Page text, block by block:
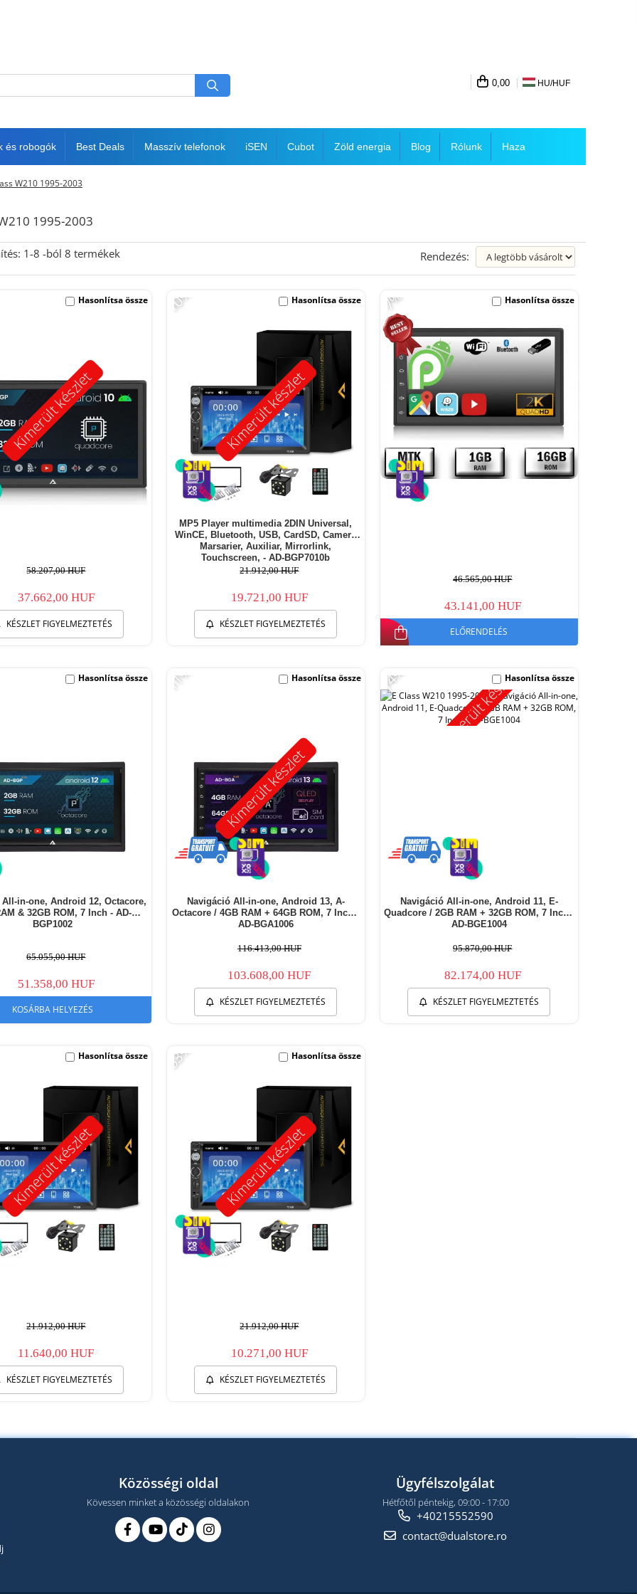
0,00 HU/HUF
és robogók Best Deals Masszív telefonok iSEN Cubot Zöld energia Blog Rólunk Haza
W210 1995-2003
1995-2003
1-8 -ból 8 termékek Rendezés:
Kimerült készlet
58.207,00 HUF
37.662,00 HUF
KÉSZLET FIGYELMEZTETÉS
Hasonlítsa össze
Kimerült készlet
-10%
MP5 Player multimedia 2DIN Universal,
WinCE, Bluetooth, USB, CardSD, Camera
Marsarier, Auxiliar, Mirrorlink,
Touchscreen, - AD-BGP7010b
21.912,00 HUF
19.721,00 HUF
KÉSZLET FIGYELMEZTETÉS
Hasonlítsa össze -7%
46.565,00 HUF
43.141,00 HUF
ELŐRENDELÉS
Hasonlítsa össze
All-in-one, Android 12, Octacore,
& 32GB ROM, 7 Inch - AD-
BGP1002
65.055,00 HUF
51.358,00 HUF
KOSÁRBA HELYEZÉS
Hasonlítsa össze
Kimerült készlet
-11%
Navigáció All-in-one, Android 13, A-
Octacore / 4GB RAM + 64GB ROM, 7 Inch -
AD-BGA1006
116.413,00 HUF
103.608,00 HUF
KÉSZLET FIGYELMEZTETÉS
Hasonlítsa össze Kimerült készlet
-14%
Navigáció All-in-one, Android 11, E-
Quadcore / 2GB RAM + 32GB ROM, 7 Inch -
AD-BGE1004
95.870,00 HUF
82.174,00 HUF
KÉSZLET FIGYELMEZTETÉS
Hasonlítsa össze
Kimerült készlet
21.912,00 HUF
11.640,00 HUF
KÉSZLET FIGYELMEZTETÉS
Hasonlítsa össze
Kimerült készlet
-53%
21.912,00 HUF
10.271,00 HUF
KÉSZLET FIGYELMEZTETÉS
Hasonlítsa össze
Közösségi oldal
Kövessen minket a közösségi oldalakon
Ügyfélszolgálat
Hétfőtől péntekig, 09:00 - 17:00
+40215552590
contact@dualstore.ro